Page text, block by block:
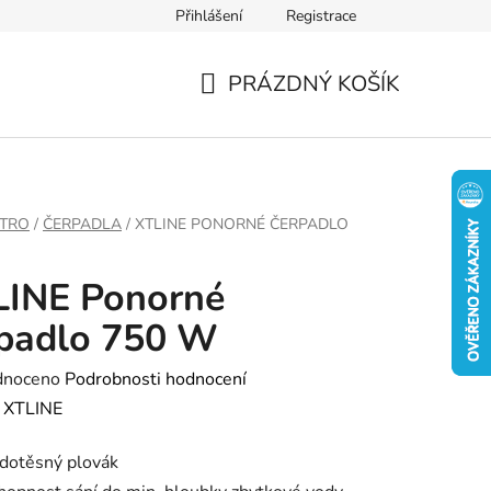
Přihlášení Registrace
PRÁZDNÝ KOŠÍK
/ ČERPADLA / XTLINE PONORNÉ ČERPADLO
Ponorné
750 W
Podrobnosti hodnocení
XTLINE
plovák